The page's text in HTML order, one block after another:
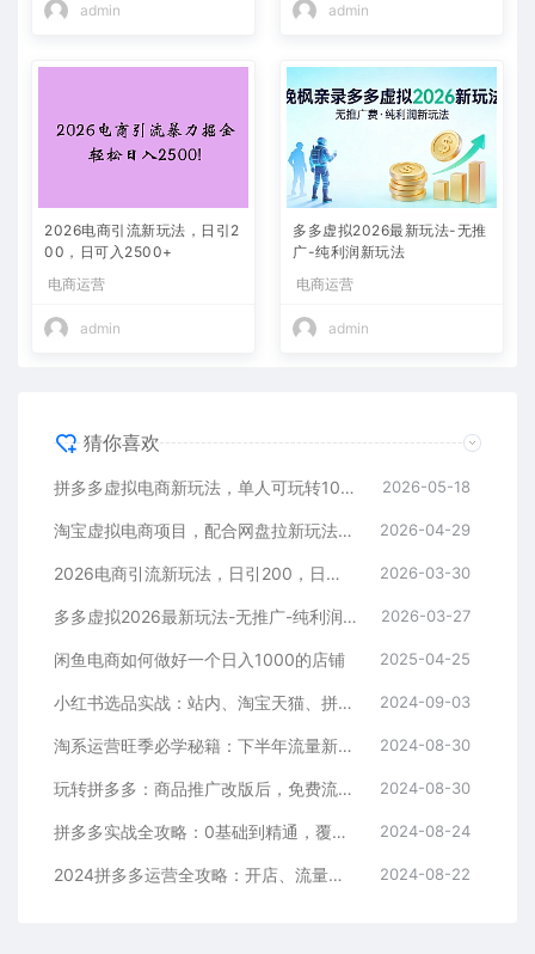
admin admin
2026电商引流新玩法，日引2
00，日可入2500+
电商运营
admin
多多虚拟2026最新玩法-无推
广-纯利润新玩法
电商运营
admin
猜你喜欢
拼多多虚拟电商新玩法，单人可玩转10家店，零成本、成交快、转化快，单店单日可盈利300+ 2026-05-18
淘宝虚拟电商项目，配合网盘拉新玩法，新手小白轻松月入过万，外面收费1980的项目！ 2026-04-29
2026电商引流新玩法，日引200，日可入2500+ 2026-03-30
多多虚拟2026最新玩法-无推广-纯利润新玩法 2026-03-27
闲鱼电商如何做好一个日入1000的店铺 2025-04-25
小红书选品实战：站内、淘宝天猫、拼多多，多渠道选品策略 2024-09-03
淘系运营旺季必学秘籍：下半年流量新玩法：搜索+推荐全域收割（无水印） 2024-08-30
玩转拼多多：商品推广改版后，免费流量+货损策略打造爆款新法（无水印） 2024-08-30
拼多多实战全攻略：0基础到精通，覆盖选品、运营、推广、起款 2024-08-24
2024拼多多运营全攻略：开店、流量、营销、推广与商品发布技巧（无水印） 2024-08-22